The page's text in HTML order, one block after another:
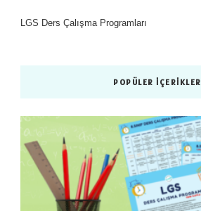
LGS Ders Çalışma Programları
POPÜLER İÇERIKLER